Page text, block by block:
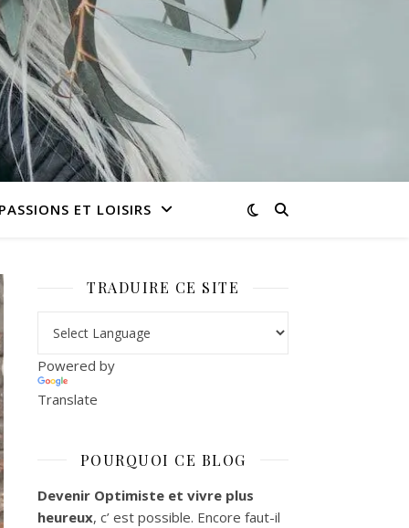
PASSIONS ET LOISIRS
TRADUIRE CE SITE
Powered by
Translate
POURQUOI CE BLOG
Devenir Optimiste et vivre plus
heureux, c’ est possible. Encore faut-il